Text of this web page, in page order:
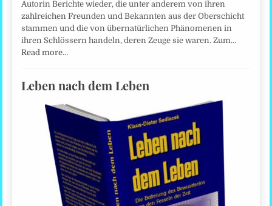
Autorin Berichte wieder, die unter anderem von ihren
zahlreichen Freunden und Bekannten aus der Oberschicht
stammen und die von übernatürlichen Phänomenen in
ihren Schlössern handeln, deren Zeuge sie waren. Zum…
Read more…
Leben nach dem Leben